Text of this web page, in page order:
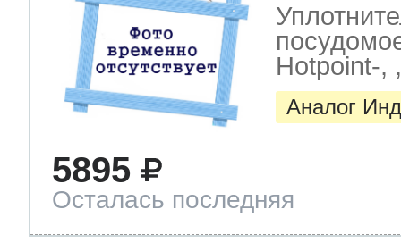
Hotpoint-,
Аналог
5895
Осталась последняя